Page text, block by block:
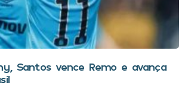
Santos vence Remo e avança